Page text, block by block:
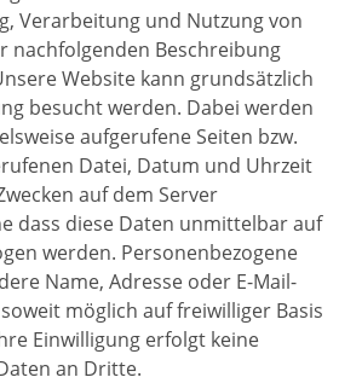
Verarbeitung und Nutzung von
nachfolgenden Beschreibung
Website kann grundsätzlich
besucht werden. Dabei werden
aufgerufene Seiten bzw.
Datei, Datum und Uhrzeit
auf dem Server
dass diese Daten unmittelbar auf
werden. Personenbezogene
Name, Adresse oder E-Mail-
möglich auf freiwilliger Basis
Einwilligung erfolgt keine
an Dritte.